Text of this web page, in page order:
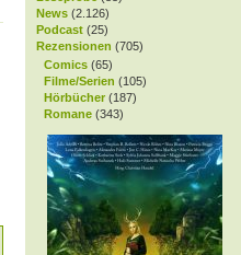
News (2.126)
Podcast (25)
Rezensionen (705)
Comics (65)
Filme/Serien (105)
Hörbücher (187)
Romane (343)